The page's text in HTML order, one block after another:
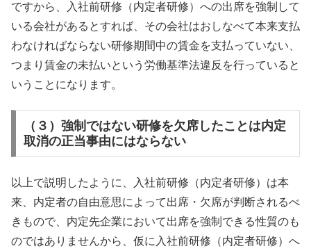
ですから、入社前研修（内定者研修）への出席を強制して
いる会社があるとすれば、その会社はおしなべて本来支払
わなければならない研修期間中の賃金を支払っていない、
つまり賃金の未払いという労働基準法違反を行っていると
いうことになります。
（３）強制ではない研修を欠席したことは内定
取消の正当事由にはならない
以上で説明したように、入社前研修（内定者研修）は本
来、内定者の自由意思によって出席・欠席が判断されるべ
きもので、内定先企業において出席を強制できる性質のも
のではありませんから、仮に入社前研修（内定者研修）へ